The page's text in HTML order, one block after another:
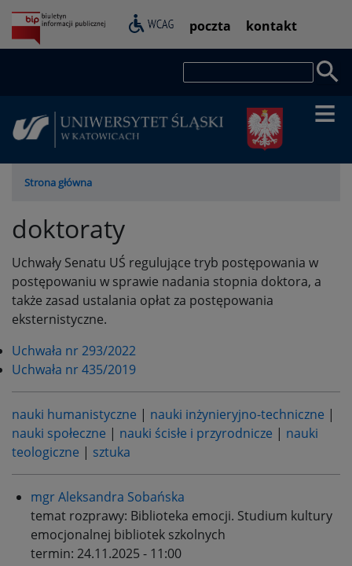
Przejdź
do
treści
Pasek
dostępności
poczta kontakt
Ścieżka
Strona główna
doktoraty
Uchwały Senatu UŚ regulujące tryb postępowania w
postępowaniu w sprawie nadania stopnia doktora, a
także zasad ustalania opłat za postępowania
eksternistyczne.
Uchwała nr 293/2022
Uchwała nr 435/2019
nauki humanistyczne | nauki inżynieryjno-techniczne |
nauki społeczne | nauki ścisłe i przyrodnicze | nauki
teologiczne | sztuka
mgr Aleksandra Sobańska
temat rozprawy: Biblioteka emocji. Studium kultury
emocjonalnej bibliotek szkolnych
termin: 24.11.2025 - 11:00